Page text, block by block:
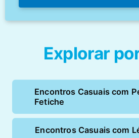
Explorar
Encontros Casuais com
Fetiche
Encontros Casuais com